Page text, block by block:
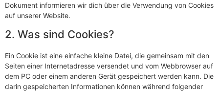
Dokument informieren wir dich über die Verwendung von Cookies
auf unserer Website.
2. Was sind Cookies?
Ein Cookie ist eine einfache kleine Datei, die gemeinsam mit den
Seiten einer Internetadresse versendet und vom Webbrowser auf
dem PC oder einem anderen Gerät gespeichert werden kann. Die
darin gespeicherten Informationen können während folgender